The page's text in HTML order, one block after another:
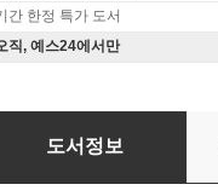
간 한정 특가 도서
직, 예스24에서만
무도 모르고 누구나 다
도서정보